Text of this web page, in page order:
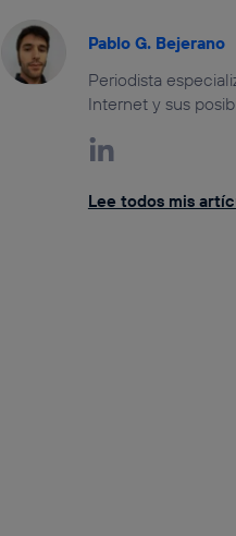
Pablo G. Bejerano
Periodista
Internet y sus
Lee todos mis